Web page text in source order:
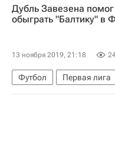
Дубль Завезена
обыграть "Балтику" в
13 ноября 2019, 21:18
Футбол Первая лига
Балтика
Юрий